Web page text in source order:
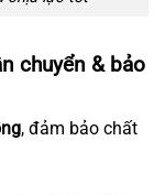
chuyển & bảo
, đảm bảo chất